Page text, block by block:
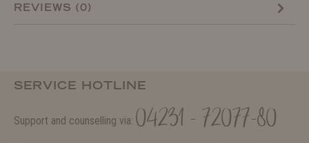
REVIEWS (0)
SERVICE HOTLINE
Support and counselling via: 04231 - 72077-80